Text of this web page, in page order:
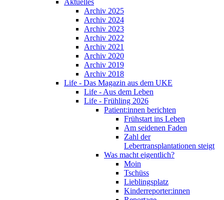
Aktuelles
Archiv 2025
Archiv 2024
Archiv 2023
Archiv 2022
Archiv 2021
Archiv 2020
Archiv 2019
Archiv 2018
Life - Das Magazin aus dem UKE
Life - Aus dem Leben
Life - Frühling 2026
Patient:innen berichten
Frühstart ins Leben
Am seidenen Faden
Zahl der
Lebertransplantationen steigt
Was macht eigentlich?
Moin
Tschüss
Lieblingsplatz
Kinderreporter:innen